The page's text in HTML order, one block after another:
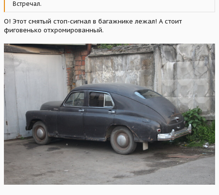
Встречал.
О! Этот смятый стоп-сигнал в багажнике лежал! А стоит
фиговенько отхромированный.